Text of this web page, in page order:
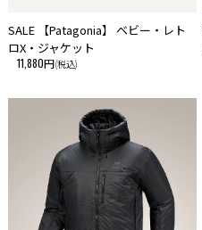
SALE 【Patagonia】 ベビー・レト
ロX・ジャケット
11,880円(税込)